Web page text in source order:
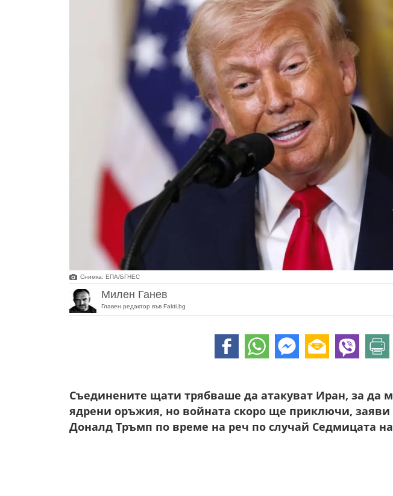
Снимка: ЕПА/БГНЕС
Милен Ганев
Главен редактор във Fakti.bg
Съединените щати трябваше да атакуват Иран, за да
ядрени оръжия, но войната скоро ще приключи, заяви
Доналд Тръмп по време на реч по случай Седмицата